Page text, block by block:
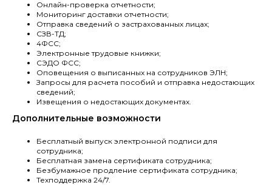
Онлайн-проверка отчетности;
Мониторинг доставки отчетности;
Отправка сведений о застрахованных лицах;
СЗВ-ТД;
4ФСС;
Электронные трудовые книжки;
СЭДО ФСС;
Оповещения о выписанных на сотрудников ЭЛН;
Запросы для расчета пособий и отправка недостающих
сведений;
Извещения о недостающих документах.
Дополнительные возможности
Бесплатный выпуск электронной подписи для
сотрудника;
Бесплатная замена сертификата сотрудника;
Безбумажное продление сертификата сотрудника;
Техподдержка 24/7.